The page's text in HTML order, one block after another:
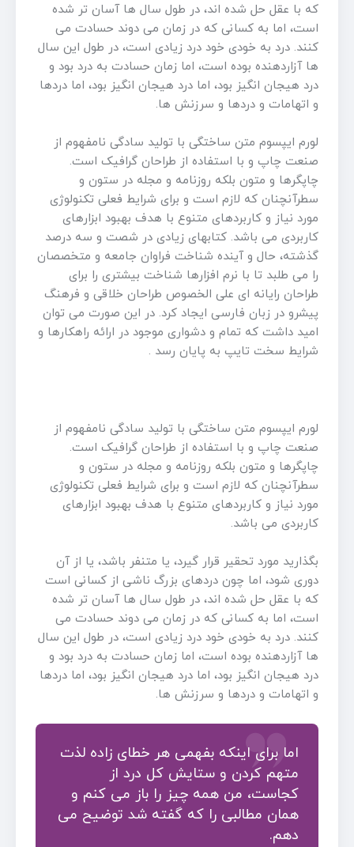
که با عقل حل شده اند، در طول سال ها آسان تر شده
است، اما به کسانی که در زمان می دوند حسادت می
کنند. درد به خودی خود درد زیادی است، در طول این سال
ها آزاردهنده بوده است، اما زمان حسادت به درد بود و
درد هیجان انگیز بود، اما درد هیجان انگیز بود، اما دردها
و اتهامات و دردها و سرزنش ها.
لورم ایپسوم متن ساختگی با تولید سادگی نامفهوم از
صنعت چاپ و با استفاده از طراحان گرافیک است.
چاپگرها و متون بلکه روزنامه و مجله در ستون و
سطرآنچنان که لازم است و برای شرایط فعلی تکنولوژی
مورد نیاز و کاربردهای متنوع با هدف بهبود ابزارهای
کاربردی می باشد. کتابهای زیادی در شصت و سه درصد
گذشته، حال و آینده شناخت فراوان جامعه و متخصصان
را می طلبد تا با نرم افزارها شناخت بیشتری را برای
طراحان رایانه ای علی الخصوص طراحان خلاقی و فرهنگ
پیشرو در زبان فارسی ایجاد کرد. در این صورت می توان
امید داشت که تمام و دشواری موجود در ارائه راهکارها و
شرایط سخت تایپ به پایان رسد .
لورم ایپسوم متن ساختگی با تولید سادگی نامفهوم از
صنعت چاپ و با استفاده از طراحان گرافیک است.
چاپگرها و متون بلکه روزنامه و مجله در ستون و
سطرآنچنان که لازم است و برای شرایط فعلی تکنولوژی
مورد نیاز و کاربردهای متنوع با هدف بهبود ابزارهای
کاربردی می باشد.
بگذارید مورد تحقیر قرار گیرد، یا متنفر باشد، یا از آن
دوری شود، اما چون دردهای بزرگ ناشی از کسانی است
که با عقل حل شده اند، در طول سال ها آسان تر شده
است، اما به کسانی که در زمان می دوند حسادت می
کنند. درد به خودی خود درد زیادی است، در طول این سال
ها آزاردهنده بوده است، اما زمان حسادت به درد بود و
درد هیجان انگیز بود، اما درد هیجان انگیز بود، اما دردها
و اتهامات و دردها و سرزنش ها.
اما برای اینکه بفهمی هر خطای زاده لذت
متهم کردن و ستایش کل درد از
کجاست، من همه چیز را باز می کنم و
همان مطالبی را که گفته شد توضیح می
دهم.